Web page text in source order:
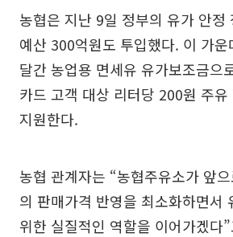
농협은 지난 9일 정부의 유가 안정
예산 300억원도 투입했다. 이 가
달간 농업용 면세유 유가보조금으
카드 고객 대상 리터당 200원 주
지원한다.
농협 관계자는 “농협주유소가 앞
의 판매가격 반영을 최소화하면서
위한 실질적인 역할을 이어가겠다